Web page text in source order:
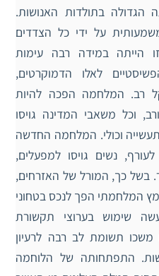
הגדולה בתולדות האנושות.‬
על ידי כל הצדדים
הייתה במידה רבה עימות
לאלו הדמוקרטים,
רב. המלחמה הפכה להיות
וכל משאבי המדינה גויסו
וכולי. המלחמה החדשה
נשים גויסו למפעלים,
בשל כך, המורל של האזרחים,
המלחמתי הפך לנכס בטחוני
שימוש בערוצי תקשורת
משכו תשומת לב רבה לרעיון
התפתחותה של הלוחמה